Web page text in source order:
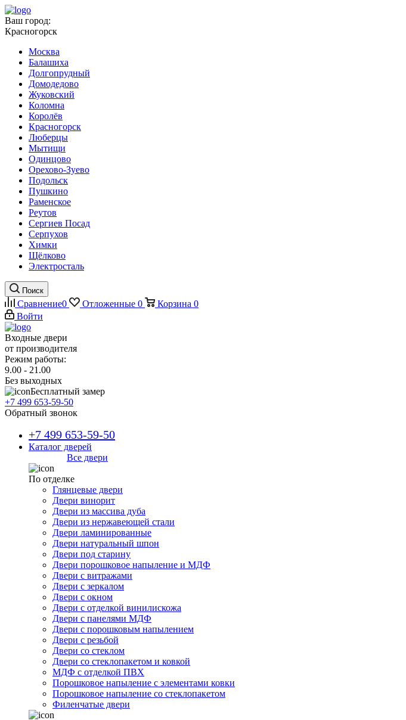
Ваш город:
Красногорск
Москва
Балашиха
Долгопрудный
Домодедово
Жуковский
Коломна
Королёв
Красногорск
Люберцы
Мытищи
Одинцово
Орехово-Зуево
Подольск
Пушкино
Раменское
Реутов
Сергиев Посад
Серпухов
Химки
Щёлково
Электросталь
Поиск
Сравнение0 Отложенные 0 Корзина 0
Войти
Входные двери
от производителя
Режим работы:
9.00 - 21.00
Без выходных
Бесплатный замер
+7 499 653-59-50
Обратный звонок
+7 499 653-59-50
Каталог дверей
Все двери
По отделке
Глянцевые двери
Двери винорит
Двери из массива дуба
Двери из нержавеющей стали
Двери ламинированные
Двери натуральный шпон
Двери под старину
Двери порошковое напыление и МДФ
Двери с витражами
Двери с зеркалом
Двери с окном
Двери с отделкой винилискожа
Двери с панелями МДФ
Двери с порошковым напылением
Двери с резьбой
Двери со стеклом
Двери со стеклопакетом и ковкой
МДФ с отделкой ПВХ
Порошковое напыление с элементами ковки
Порошковое напыление со стеклопакетом
Филенчатые двери